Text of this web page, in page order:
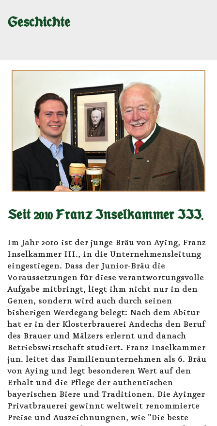
Geschichte
Seit 2010 Franz Inselkammer III.
Im Jahr 2010 ist der junge Bräu von Aying, Franz
Inselkammer III., in die Unternehmensleitung
eingestiegen. Dass der Junior-Bräu die
Voraussetzungen für diese verantwortungsvolle
Aufgabe mitbringt, liegt ihm nicht nur in den
Genen, sondern wird auch durch seinen
bisherigen Werdegang belegt: Nach dem Abitur
hat er in der Klosterbrauerei Andechs den Beruf
des Brauer und Mälzers erlernt und danach
Betriebswirtschaft studiert. Franz Inselkammer
jun. leitet das Familienunternehmen als 6. Bräu
von Aying und legt besonderen Wert auf den
Erhalt und die Pflege der authentischen
bayerischen Biere und Traditionen. Die Ayinger
Privatbrauerei gewinnt weltweit renommierte
Preise und Auszeichnungnen, wie "Die beste